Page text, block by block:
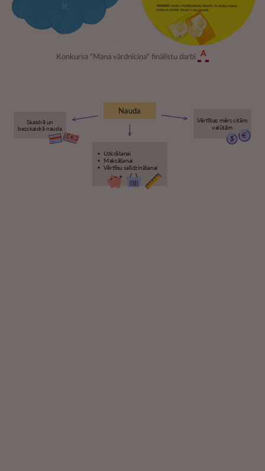
Konkursa "Mana vārdnīciņa" finālistu darbi A